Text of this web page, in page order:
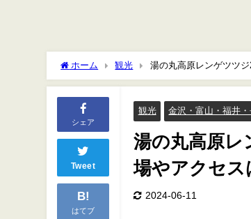
ホーム 観光 湯の丸高原レンゲツツ
シェア
Tweet
B!
はてブ
観光 金沢・富山・福井
湯の丸高原レ
場やアクセス
2024-06-11